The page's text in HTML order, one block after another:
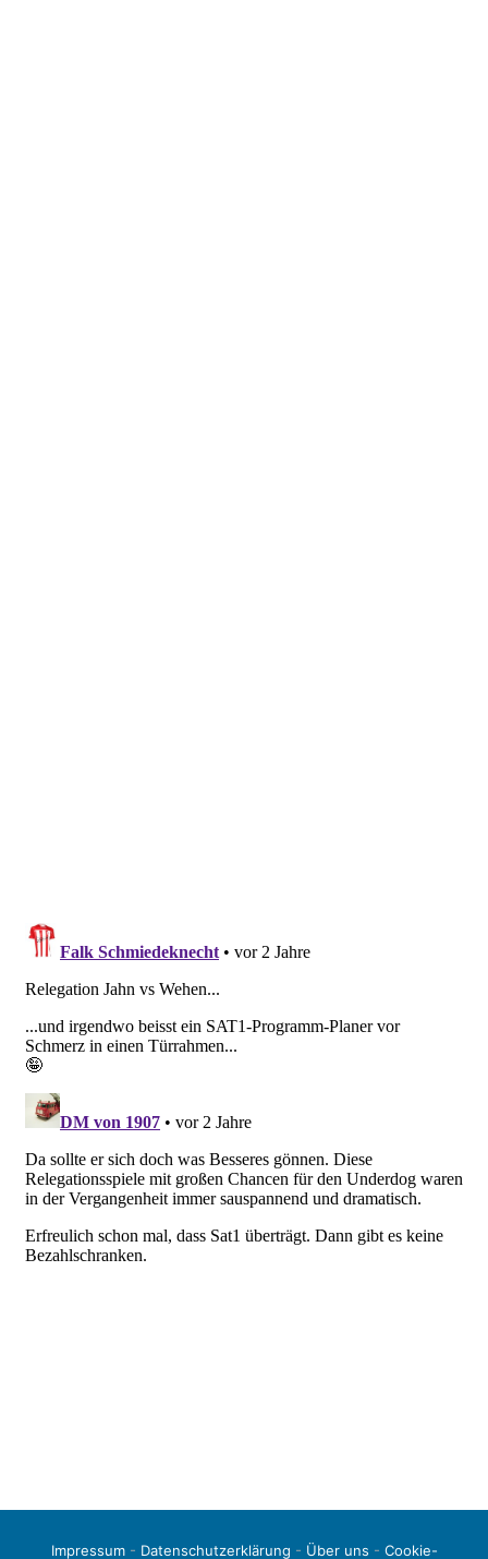
Impressum- Datenschutzerklärung - Über uns - Cookie-